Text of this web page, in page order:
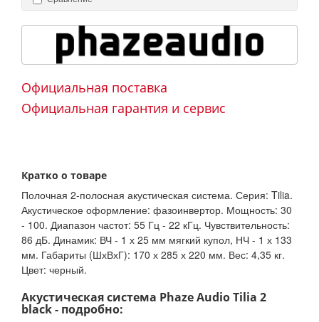
Официальная поставка
Официальная гарантия и сервис
Кратко о товаре
Полочная 2-полосная акустическая система. Серия: Tilia.
Акустическое оформление: фазоинвертор. Мощность: 30
- 100. Диапазон частот: 55 Гц - 22 кГц. Чувствительность:
86 дБ. Динамик: ВЧ - 1 х 25 мм мягкий купол, НЧ - 1 х 133
мм. Габариты (ШхВхГ): 170 х 285 х 220 мм. Вес: 4,35 кг.
Цвет: черный.
Акустическая система Phaze Audio Tilia 2
black - подробно: